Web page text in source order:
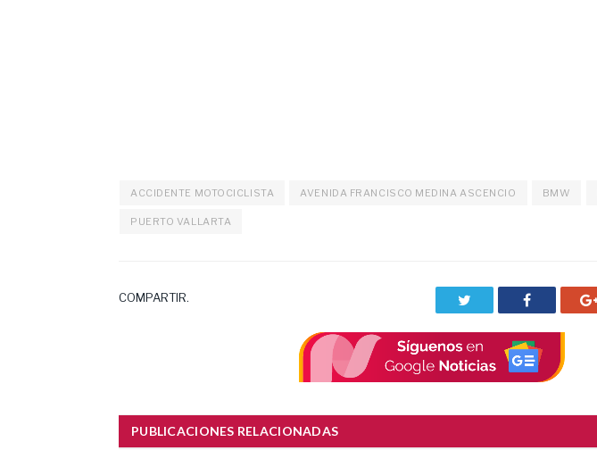
ACCIDENTE MOTOCICLISTA AVENIDA FRANCISCO MEDINA ASCENCIO BMW
PUERTO VALLARTA
COMPARTIR. Facebook
PUBLICACIONES RELACIONADAS